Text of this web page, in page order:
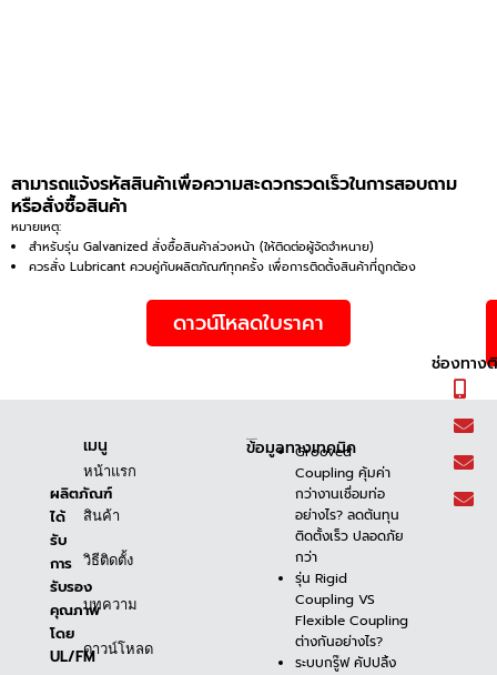
สามารถแจ้งรหัสสินค้าเพื่อความสะดวกรวดเร็วในการสอบถาม
หรือสั่งซื้อสินค้า
หมายเหตุ:
สำหรับรุ่น Galvanized สั่งซื้อสินค้าล่วงหน้า (ให้ติดต่อผู้จัดจำหนาย)
ควรสั่ง Lubricant ควบคู่กับผลิตภัณฑ์ทุกครั้ง เพื่อการติดตั้งสินค้าที่ถูกต้อง
ดาวน์โหลดใบราคา
ผลิตภัณฑ์
ได้
รับ
การ
รับรอง
คุณภาพ
โดย
UL/FM
เมนู
หน้าแรก
สินค้า
วิธีติดตั้ง
บทความ
ดาวน์โหลด
ข้อมูลทางเทคนิค
Grooved
Coupling คุ้มค่า
กว่างานเชื่อมท่อ
อย่างไร? ลดต้นทุน
ติดตั้งเร็ว ปลอดภัย
กว่า
รุ่น Rigid
Coupling VS
Flexible Coupling
ต่างกันอย่างไร?
ระบบกรู๊ฟ คัปปลิ้ง
ช่องทาง